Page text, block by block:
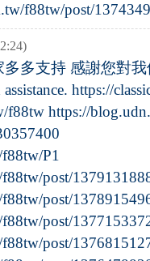
f88tw/post/
多支持 感謝您對
https://
f88tw https://
P1
post/
post/
post/
post/